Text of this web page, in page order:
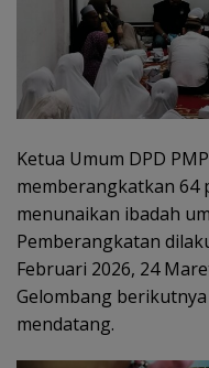
Ketua Umum DPD
memberangkatkan
menunaikan ibadah
Pemberangkatan
Februari 2026, 24
Gelombang
mendatang.